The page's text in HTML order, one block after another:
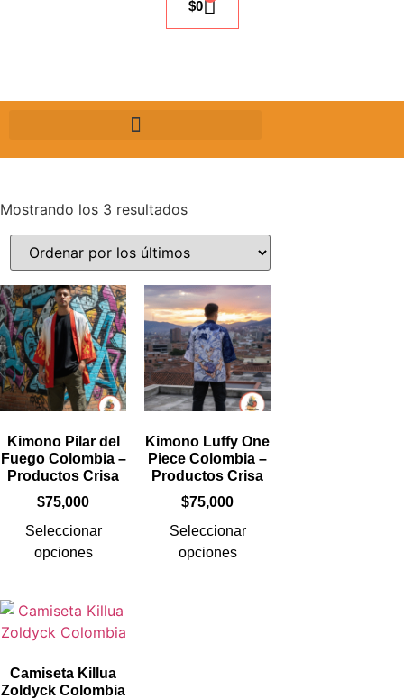
$0
Mostrando los 3 resultados
Kimono Pilar del
Fuego Colombia –
Productos Crisa
$75,000
Seleccionar
opciones
Kimono Luffy One
Piece Colombia –
Productos Crisa
$75,000
Seleccionar
opciones
Camiseta Killua
Zoldyck Colombia